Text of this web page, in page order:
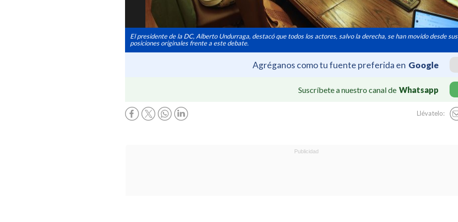
El presidente de la DC, Alberto Undurraga, destacó que todos los actores, salvo la derecha, se han movido desde sus
posiciones originales frente a este debate.
Agréganos como tu fuente preferida en Google
Suscríbete a nuestro canal de Whatsapp
Llévatelo: